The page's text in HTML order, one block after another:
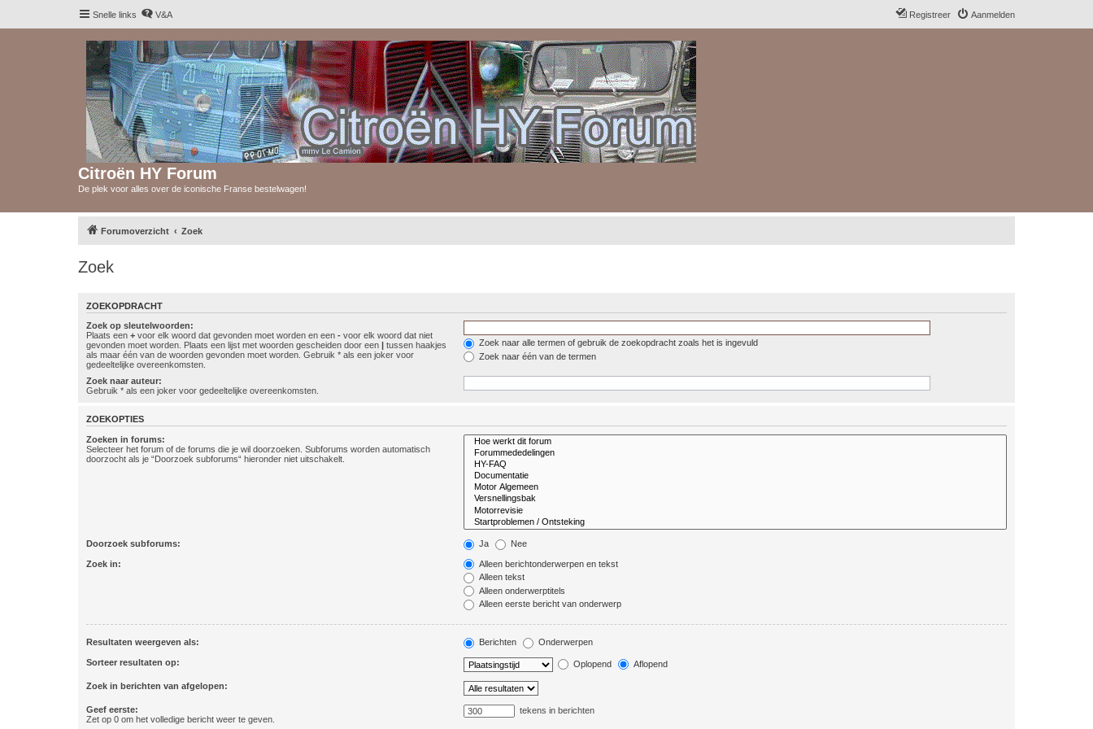
Snelle links V&A Aanmelden
Registreer
Citroën HY Forum
De plek voor alles over de iconische Franse bestelwagen!
Forumoverzicht Zoek
Zoek
ZOEKOPDRACHT
Zoek op sleutelwoorden:
Plaats een + voor elk woord dat gevonden moet worden en een - voor elk woord dat niet
gevonden moet worden. Plaats een lijst met woorden gescheiden door een | tussen haakjes
als maar één van de woorden gevonden moet worden. Gebruik * als een joker voor
gedeeltelijke overeenkomsten.
Zoek naar alle termen of gebruik de zoekopdracht zoals het is ingevuld
Zoek naar één van de termen
Zoek naar auteur:
Gebruik * als een joker voor gedeeltelijke overeenkomsten.
ZOEKOPTIES
Zoeken in forums:
Selecteer het forum of de forums die je wil doorzoeken. Subforums worden automatisch
doorzocht als je “Doorzoek subforums“ hieronder niet uitschakelt.
Doorzoek subforums: Ja Nee
Zoek in:
Alleen berichtonderwerpen en tekst
Alleen tekst
Alleen onderwerptitels
Alleen eerste bericht van onderwerp
Resultaten weergeven als: Berichten Onderwerpen
Sorteer resultaten op: Oplopend Aflopend
Zoek in berichten van afgelopen:
Geef eerste:
Zet op 0 om het volledige bericht weer te geven.
tekens in berichten